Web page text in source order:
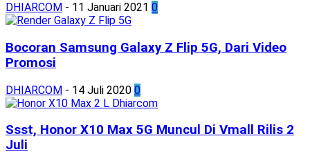
DHIARCOM - 11 Januari 2021 0
Bocoran Samsung Galaxy Z Flip 5G, Dari Video
Promosi
DHIARCOM - 14 Juli 2020 0
Ssst, Honor X10 Max 5G Muncul Di Vmall Rilis 2
Juli